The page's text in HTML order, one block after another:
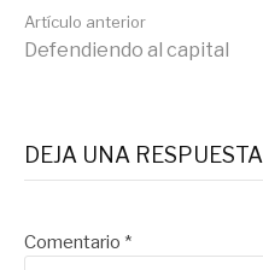
Seguir
Artículo anterior
Defendiendo al capital
DEJA UNA RESPUESTA
Comentario *